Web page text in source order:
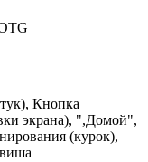
Кнопка
экрана), ",Домой",
(курок),